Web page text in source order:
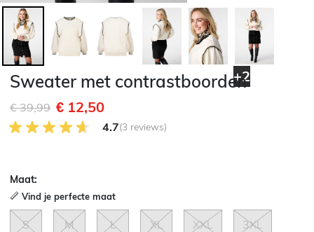
+2
Sweater met contrastboorden
Afgeprijsd van
€ 39,99naar
€ 12,50
4.7 van 5 Klantenbeoordeling
4.7(3 reviews)
Maat:
Vind je perfecte maat
S M L XL XXL 3XL